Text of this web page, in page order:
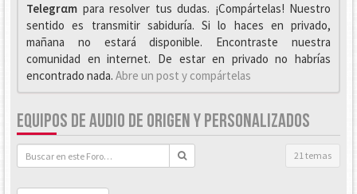
Telegrαm para resolver tus dudas. ¡Compártelas! Nuestro
sentido es transmitir sabiduría. Si lo haces en privado,
mañana no estará disponible. Encontraste nuestra
comunidad en internet. De estar en privado no habrías
encontrado nada. Abre un post y compártelas
EQUIPOS DE AUDIO DE ORIGEN Y PERSONALIZADOS
21 temas